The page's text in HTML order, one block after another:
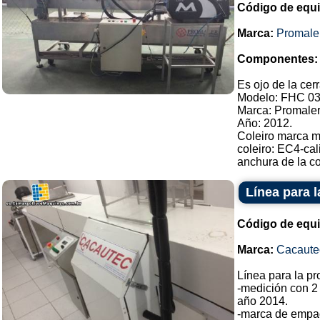
Código de
Marca:
Componentes:
Es ojo de la
Modelo: FHC
Marca:
Año: 2012.
Coleiro marca
coleiro: EC4-
anchura de la
Línea para
Código de
Marca:
Línea para la
-medición con
año 2014.
-marca de